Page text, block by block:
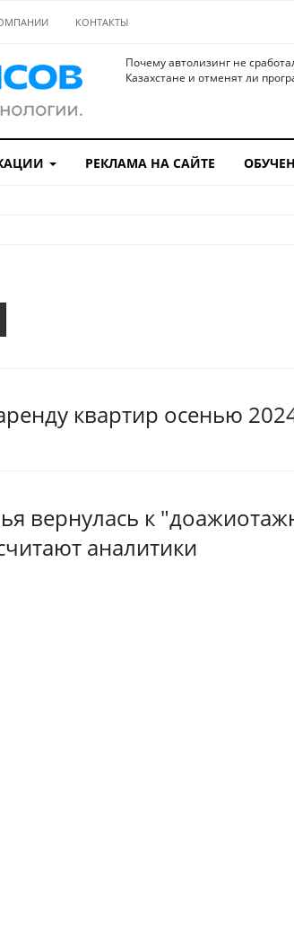
КОНТАКТЫ
Почему автолизинг не
Казахстане и отменят ли
РЕКЛАМА НА САЙТЕ
квартир осенью
вернулась к
аналитики